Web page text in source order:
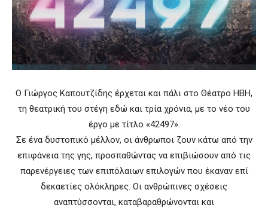
Ο Γιώργος Καπουτζίδης έρχεται και πάλι στο Θέατρο ΗΒΗ,
τη θεατρική του στέγη εδώ και τρία χρόνια, με το νέο του
έργο με τίτλο «42497».
Σε ένα δυστοπικό μέλλον, οι άνθρωποι ζουν κάτω από την
επιφάνεια της γης, προσπαθώντας να επιβιώσουν από τις
παρενέργειες των επιπόλαιων επιλογών που έκαναν επί
δεκαετίες ολόκληρες. Οι ανθρώπινες σχέσεις
αναπτύσσονται, καταβαραθρώνονται και